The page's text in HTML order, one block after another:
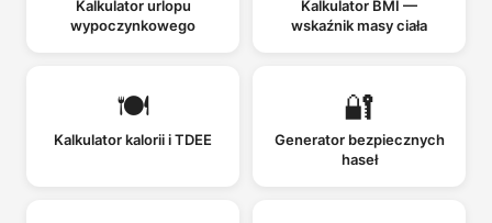
Kalkulator urlopu
wypoczynkowego
Kalkulator BMI —
wskaźnik masy ciała
🍽️
Kalkulator kalorii i TDEE
🔐
Generator bezpiecznych
haseł